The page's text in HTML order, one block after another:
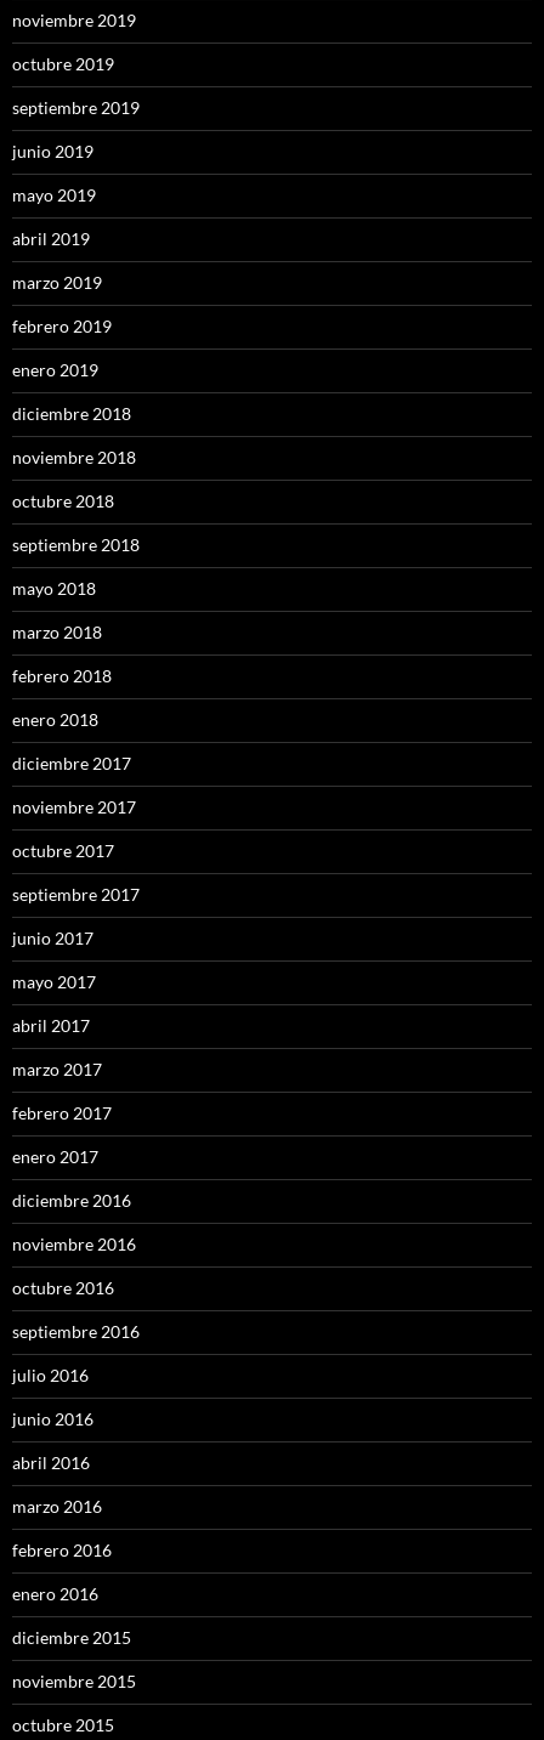
noviembre 2019
octubre 2019
septiembre 2019
junio 2019
mayo 2019
abril 2019
marzo 2019
febrero 2019
enero 2019
diciembre 2018
noviembre 2018
octubre 2018
septiembre 2018
mayo 2018
marzo 2018
febrero 2018
enero 2018
diciembre 2017
noviembre 2017
octubre 2017
septiembre 2017
junio 2017
mayo 2017
abril 2017
marzo 2017
febrero 2017
enero 2017
diciembre 2016
noviembre 2016
octubre 2016
septiembre 2016
julio 2016
junio 2016
abril 2016
marzo 2016
febrero 2016
enero 2016
diciembre 2015
noviembre 2015
octubre 2015